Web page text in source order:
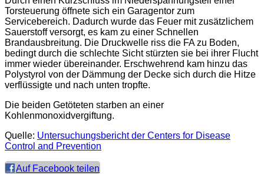
Torsteuerung öffnete sich ein Garagentor zum
Servicebereich. Dadurch wurde das Feuer mit zusätzlichem
Sauerstoff versorgt, es kam zu einer Schnellen
Brandausbreitung. Die Druckwelle riss die FA zu Boden,
bedingt durch die schlechte Sicht stürzten sie bei ihrer Flucht
immer wieder übereinander. Erschwehrend kam hinzu das
Polystyrol von der Dämmung der Decke sich durch die Hitze
verflüssigte und nach unten tropfte.
Die beiden Getöteten starben an einer
Kohlenmonoxidvergiftung.
Quelle: Untersuchungsbericht der Centers for Disease
Control and Prevention
Auf Facebook teilen